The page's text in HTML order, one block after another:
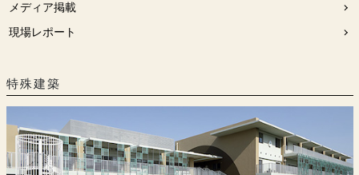
メディア掲載
現場レポート
特殊建築